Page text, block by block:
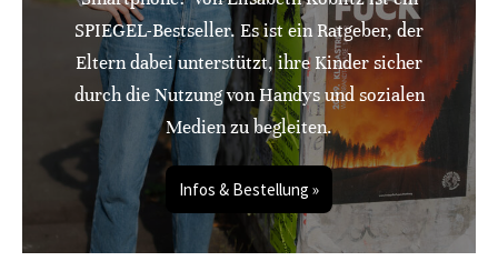
SPIEGEL-Bestseller. Es ist ein Ratgeber, der
Eltern dabei unterstützt, ihre Kinder sicher
durch die Nutzung von Handys und sozialen
Medien zu begleiten.
Infos & Bestellung »